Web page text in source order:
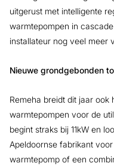
uitgerust met intelligente
warmtepompen in
installateur nog veel meer
Nieuwe grondgebonden
Remeha breidt dit jaar ook
warmtepompen voor de
begint straks bij 11kW en
Apeldoornse fabrikant
warmtepomp of een